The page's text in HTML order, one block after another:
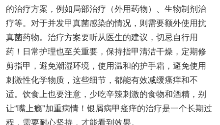
的治疗方案，例如局部治疗（外用药物）、生物制剂治
疗等。对于并发甲真菌感染的情况，则需要额外使用抗
真菌药物。治疗方案要听从医生的建议，切忌自行用
药！日常护理也至关重要，保持指甲清洁干燥，定期修
剪指甲，避免潮湿环境，使用温和的护手霜，避免使用
刺激性化学物质，这些细节，都能有效减缓瘙痒和不
适。饮食上也要注意，少吃辛辣刺激的食物和酒精，别
让“嘴上瘾”加重病情！银屑病甲瘙痒的治疗是一个长期过
程，需要耐心坚持，才能看到效果。